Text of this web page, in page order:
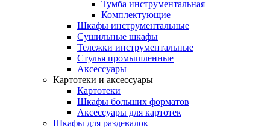
Тумба инструментальная
Комплектующие
Шкафы инструментальные
Сушильные шкафы
Тележки инструментальные
Стулья промышленные
Аксессуары
Картотеки и аксессуары
Картотеки
Шкафы больших форматов
Аксессуары для картотек
Шкафы для раздевалок